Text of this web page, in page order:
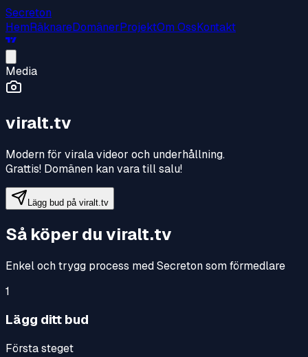
Secreton
HemRäknareDomänerProjektOm OssKontakt
Media
viralt.tv
Modern för virala videor och underhållning.
Grattis! Domänen kan vara till salu!
Lägg bud på viralt.tv
Så köper duviralt.tv
Enkel och trygg process med Secreton som förmedlare
1
Lägg ditt bud
Första steget